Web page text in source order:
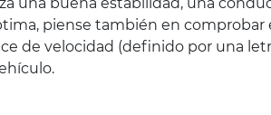
piense también en comprobar
de velocidad (definido por una